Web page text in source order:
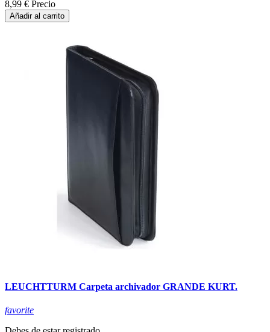
8,99 € Precio
Añadir al carrito
LEUCHTTURM Carpeta archivador GRANDE KURT.
favorite